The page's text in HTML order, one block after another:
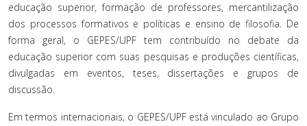
educação superior, formação de professores, mercantilização
dos processos formativos e políticas e ensino de filosofia. De
forma geral, o GEPES/UPF tem contribuído no debate da
educação superior com suas pesquisas e produções científicas,
divulgadas em eventos, teses, dissertações e grupos de
discussão.
Em termos internacionais, o GEPES/UPF está vinculado ao Grupo